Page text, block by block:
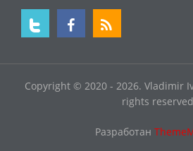
Copyright © 2020 - 2026. Vladimir
rights reserved
Разработан